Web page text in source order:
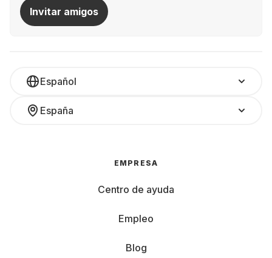
Invitar amigos
Español
España
EMPRESA
Centro de ayuda
Empleo
Blog